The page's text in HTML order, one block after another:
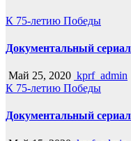
К 75-летию Победы
Документальный
Май 25, 2020 kprf_admin
К 75-летию Победы
Документальный